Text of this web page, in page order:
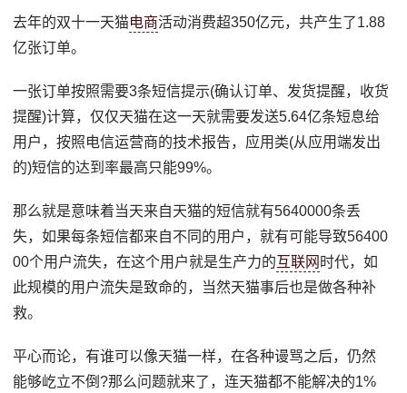
去年的双十一天猫电商活动消费超350亿元，共产生了1.88
亿张订单。
一张订单按照需要3条短信提示(确认订单、发货提醒，收货
提醒)计算，仅仅天猫在这一天就需要发送5.64亿条短息给
用户，按照电信运营商的技术报告，应用类(从应用端发出
的)短信的达到率最高只能99%。
那么就是意味着当天来自天猫的短信就有5640000条丢
失，如果每条短信都来自不同的用户，就有可能导致56400
00个用户流失，在这个用户就是生产力的互联网 时代，如
此规模的用户流失是致命的，当然天猫事后也是做各种补
救。
平心而论，有谁可以像天猫一样，在各种谩骂之后，仍然
能够屹立不倒?那么问题就来了，连天猫都不能解决的1%